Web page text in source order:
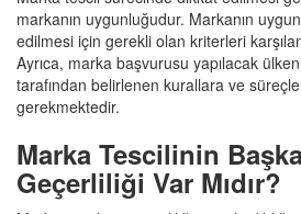
markanın uygunluğudur. Markanın
edilmesi için gerekli olan kriterleri
Ayrıca, marka başvurusu yapılacak
tarafından belirlenen kurallara ve
gerekmektedir.
Marka Tescilinin
Geçerliliği Var Mıdır?